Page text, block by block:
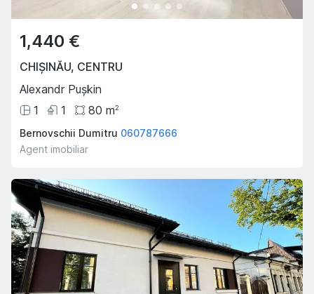
1,440 €
CHIȘINĂU, CENTRU
Alexandr Pușkin
1
1 80 m2
Bernovschii Dumitru 060787666
Agent imobiliar